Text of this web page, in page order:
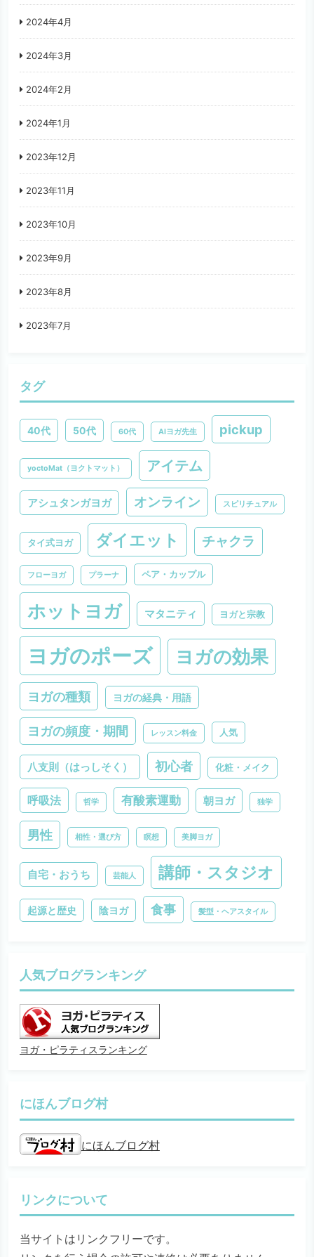
2024年4月
2024年3月
2024年2月
2024年1月
2023年12月
2023年11月
2023年10月
2023年9月
2023年8月
2023年7月
タグ
40代 50代 60代 AIヨガ先生 pickup
yoctoMat（ヨクトマット） アイテム
アシュタンガヨガ オンライン スピリチュアル
タイ式ヨガ ダイエット チャクラ
フローヨガ プラーナ ペア・カップル
ホットヨガ マタニティ ヨガと宗教
ヨガのポーズ ヨガの効果
ヨガの種類 ヨガの経典・用語
ヨガの頻度・期間 レッスン料金 人気
八支則（はっしそく） 初心者 化粧・メイク
呼吸法 哲学 有酸素運動 朝ヨガ 独学
男性 相性・選び方 瞑想 美脚ヨガ
自宅・おうち 芸能人 講師・スタジオ
起源と歴史 陰ヨガ 食事 髪型・ヘアスタイル
人気ブログランキング
ヨガ・ピラティスランキング
にほんブログ村
にほんブログ村
リンクについて
当サイトはリンクフリーです。